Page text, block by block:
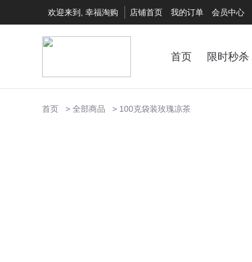
欢迎来到, 幸福淘购 店铺首页 我的订单 会员中心
首页 限时秒杀
首页 全部商品 100克袋装玫瑰凉茶